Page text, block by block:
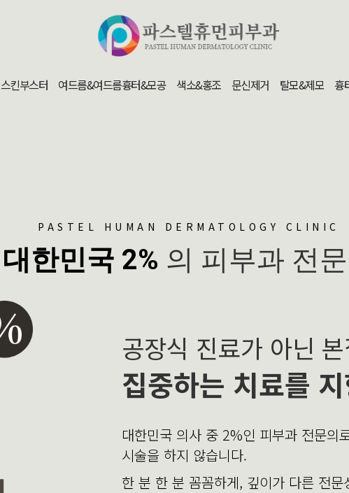
스킨부스터 여드름&여드름흉터&모공 색소&홍조 문신제거 탈모&제모 흉
PASTEL HUMAN DERMATOLOGY CLINIC
대한민국 2% 의 피부과 전
공장식 진료가 아닌
집중하는 치료를
대한민국 의사 중 2%인 피부과 전문의
시술을 하지 않습니다.
한 분 한 분 꼼꼼하게, 깊이가 다른 전